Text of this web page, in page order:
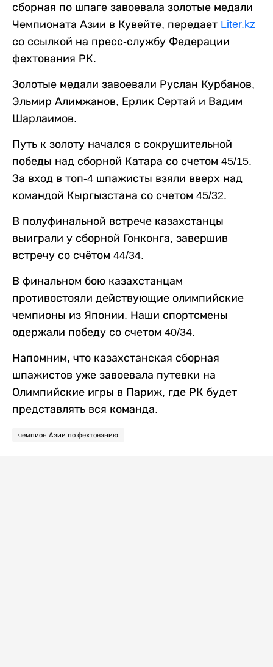
сборная по шпаге завоевала золотые медали
Чемпионата Азии в Кувейте, передает Liter.kz
со ссылкой на пресс-службу Федерации
фехтования РК.
Золотые медали завоевали Руслан Курбанов,
Эльмир Алимжанов, Ерлик Сертай и Вадим
Шарлаимов.
Путь к золоту начался с сокрушительной
победы над сборной Катара со счетом 45/15.
За вход в топ-4 шпажисты взяли вверх над
командой Кыргызстана со счетом 45/32.
В полуфинальной встрече казахстанцы
выиграли у сборной Гонконга, завершив
встречу со счётом 44/34.
В финальном бою казахстанцам
противостояли действующие олимпийские
чемпионы из Японии. Наши спортсмены
одержали победу со счетом 40/34.
Напомним, что казахстанская сборная
шпажистов уже завоевала путевки на
Олимпийские игры в Париж, где РК будет
представлять вся команда.
чемпион Азии по фехтованию